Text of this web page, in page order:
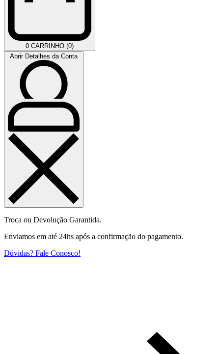
0 CARRINHO (0)
Abrir Detalhes da Conta
Troca ou Devolução Garantida.
Enviamos em até 24hs após a confirmação do pagamento.
Dúvidas? Fale Conosco!